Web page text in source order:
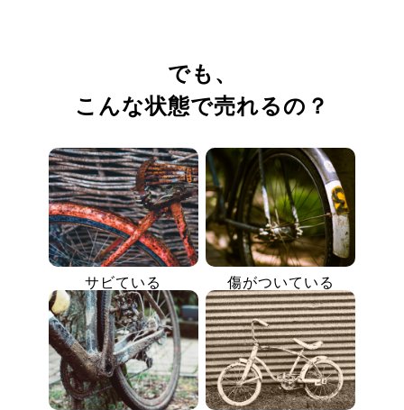
でも、
こんな状態で売れるの？
サビている 傷がついている